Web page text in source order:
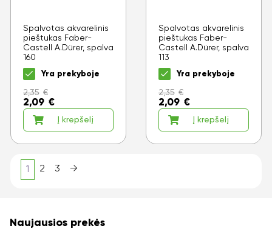
Spalvotas akvarelinis
pieštukas Faber-
Castell A.Dürer, spalva
160
Yra prekyboje
2,35 €
2,09 €
Į krepšelį
Spalvotas akvarelinis
pieštukas Faber-
Castell A.Dürer, spalva
113
Yra prekyboje
2,35 €
2,09 €
Į krepšelį
1 2 3 →
Naujausios prekės